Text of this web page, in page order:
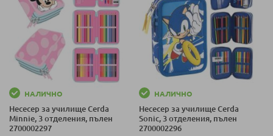
НАЛИЧНО
Несесер за училище Cerda
Minnie, 3 отделения, пълен
2700002297
НАЛИЧНО
Несесер за училище Cerda
Sonic, 3 отделения, пълен
2700002296